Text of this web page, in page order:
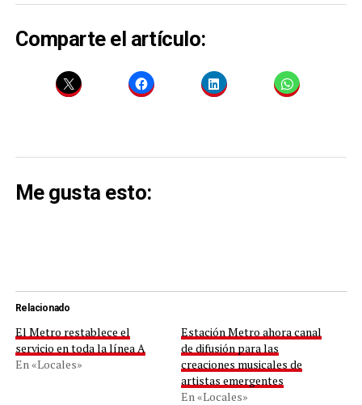
Comparte el artículo:
Me gusta esto:
Relacionado
El Metro restablece el
servicio en toda la línea A
En «Locales»
Estación Metro ahora canal
de difusión para las
creaciones musicales de
artistas emergentes
En «Locales»